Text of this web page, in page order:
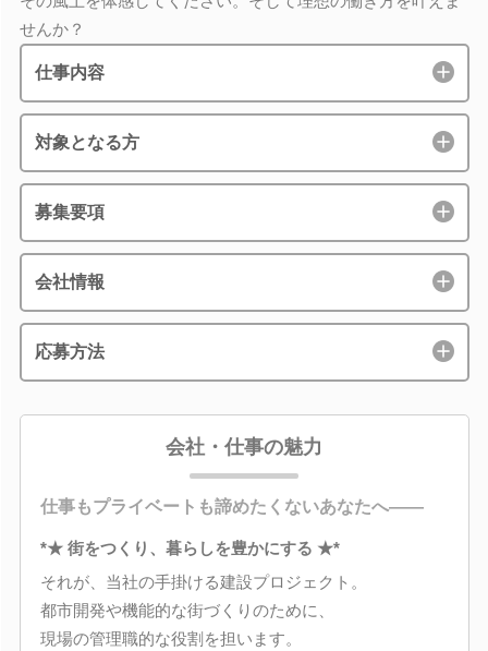
せんか？
仕事内容
対象となる方
募集要項
会社情報
応募方法
会社・仕事の魅力
仕事もプライベートも諦めたくないあなたへ――
*★ 街をつくり、暮らしを豊かにする ★*
それが、当社の手掛ける建設プロジェクト。
都市開発や機能的な街づくりのために、
現場の管理職的な役割を担います。